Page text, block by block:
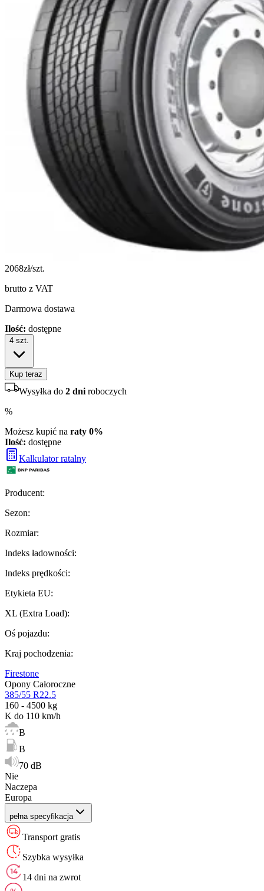
2068zł/szt.
brutto z VAT
Darmowa dostawa
Ilość: dostępne
4 szt.
Kup teraz
Wysyłka do 2 dni roboczych
%
Możesz kupić na raty 0%
Ilość: dostępne
Kalkulator ratalny
Producent:
Sezon:
Rozmiar:
Indeks ładowności:
Indeks prędkości:
Etykieta EU:
XL (Extra Load):
Oś pojazdu:
Kraj pochodzenia:
Firestone
Opony Całoroczne
385/55 R22.5
160 - 4500 kg
K do 110 km/h
B
B
70 dB
Nie
Naczepa
Europa
pełna specyfikacja
Transport gratis
Szybka wysyłka
14 dni na zwrot